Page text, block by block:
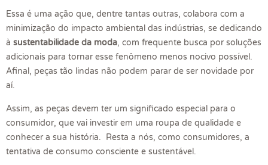
Essa é uma ação que, dentre tantas outras, colabora com a
minimização do impacto ambiental das indústrias, se dedicando
à sustentabilidade da moda, com frequente busca por soluções
adicionais para tornar esse fenômeno menos nocivo possível.
Afinal, peças tão lindas não podem parar de ser novidade por
aí.
Assim, as peças devem ter um significado especial para o
consumidor, que vai investir em uma roupa de qualidade e
conhecer a sua história. Resta a nós, como consumidores, a
tentativa de consumo consciente e sustentável.